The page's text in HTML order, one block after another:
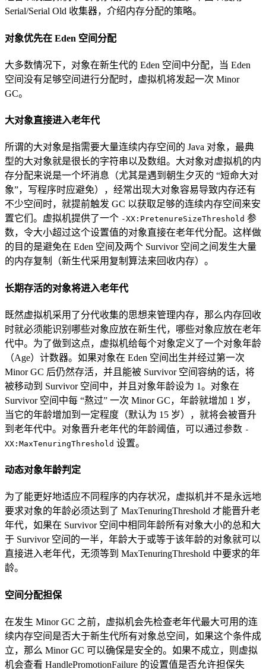
Serial/Serial Old 收集器，介绍内存分配的策略。
对象优先在 Eden 空间分配
大多数情况下，对象在新生代的 Eden 空间中分配，当 Eden
空间没有足够空间进行分配时，虚拟机将发起一次 Minor
GC。
大对象直接进入老年代
所谓的大对象是指需要大量连续内存空间的 Java 对象，最典
型的大对象就是很长的字符串以及数组。大对象对虚拟机的内
存分配来说是一个坏消息（尤其是遇到朝生夕灭的 “短命大对
象”，写程序时应避免），经常出现大对象容易导致内存还有
不少空间时，就提前触发 GC 以获取足够的连续内存空间来安
置它们。虚拟机提供了一个 -XX:PretenureSizeThreshold 参
数，令大小超过这个设置值的对象直接在老年代分配。这样做
的目的是避免在 Eden 空间及两个 Survivor 空间之间发生大量
的内存复制（新生代采用复制算法来回收内存）。
长期存活的对象将进入老年代
既然虚拟机采用了分代收集的思想来管理内存，那么内存回收
时就必须能识别哪些对象应放在新生代，哪些对象应放在老年
代中。为了做到这点，虚拟机给每个对象定义了一个对象年龄
（Age）计数器。如果对象在 Eden 空间出生并经过第一次
Minor GC 后仍然存活，并且能被 Survivor 空间容纳的话，将
被移动到 Survivor 空间中，并且对象年龄设为 1。对象在
Survivor 空间中每 “熬过” 一次 Minor GC，年龄就增加 1 岁，
当它的年龄增加到一定程度（默认为 15 岁），就将会被晋升
到老年代中。对象晋升老年代的年龄阈值，可以通过参数 -
XX:MaxTenuringThreshold 设置。
动态对象年龄判定
为了能更好地适应不同程序的内存状况，虚拟机并不是永远地
要求对象的年龄必须达到了 MaxTenuringThreshold 才能晋升老
年代，如果在 Survivor 空间中相同年龄所有对象大小的总和大
于 Survivor 空间的一半，年龄大于或等于该年龄的对象就可以
直接进入老年代，无须等到 MaxTenuringThreshold 中要求的年
龄。
空间分配担保
在发生 Minor GC 之前，虚拟机会先检查老年代最大可用的连
续内存空间是否大于新生代所有对象总空间，如果这个条件成
立，那么 Minor GC 可以确保是安全的。如果不成立，则虚拟
机会查看 HandlePromotionFailure 的设置值是否允许担保失